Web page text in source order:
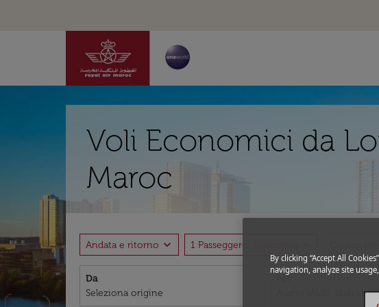
Voli Economici da
Maroc
Andata e ritorno expand_more 1 Passeggero, Economia
Da Per
By clicking “Accept All
navigation, analyze site